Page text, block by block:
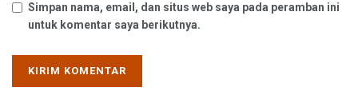
Simpan nama, email, dan situs web saya pada peramban ini
untuk komentar saya berikutnya.